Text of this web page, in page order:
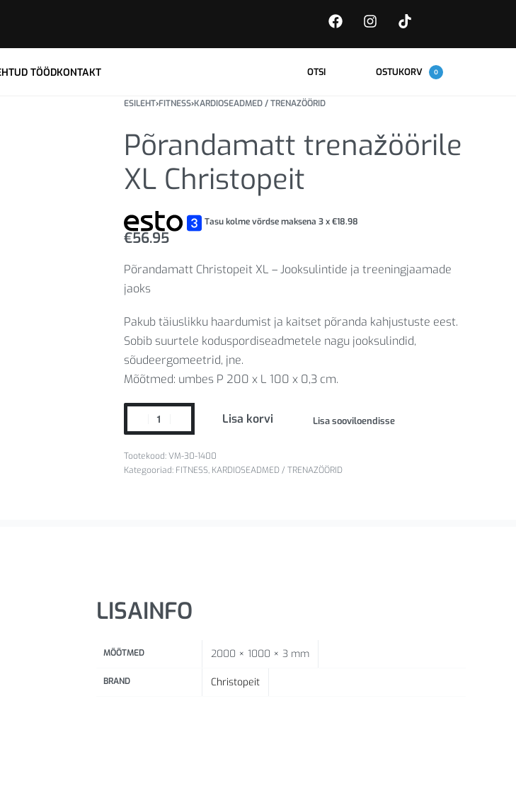
TÖÖDKONTAKT OTSI OSTUKORV 0
ESILEHT›FITNESS›KARDIOSEADMED / TRENAZÖÖRID
Põrandamatt trenažöörile
XL Christopeit
Tasu kolme võrdse maksena 3 x€18.98
€56.95
Põrandamatt Christopeit XL – Jooksulintide ja treeningjaamade
jaoks
Pakub täiuslikku haardumist ja kaitset põranda kahjustuste eest.
Sobib suurtele koduspordiseadmetele nagu jooksulindid,
sõudeergomeetrid, jne.
Mõõtmed: umbes P 200 x L 100 x 0,3 cm.
Lisa korvi Lisa sooviloendisse
VM-30-1400
Kategooriad: FITNESS, KARDIOSEADMED / TRENAZÖÖRID
LISAINFO
MÕÕTMED 2000 × 1000 × 3 mm
BRAND Christopeit